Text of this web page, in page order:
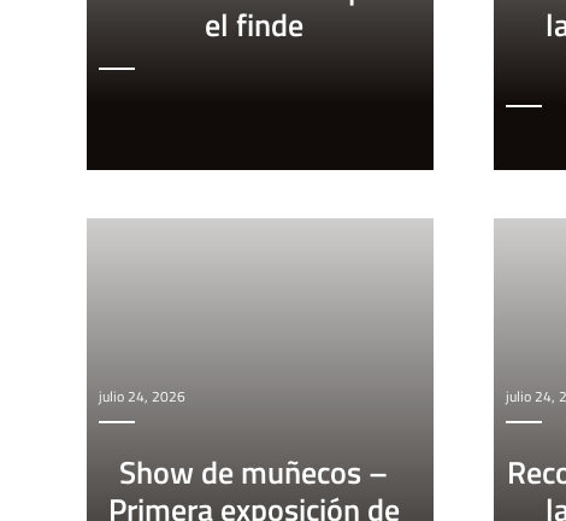
el finde
julio 24, 2026
Show de muñecos –
Primera exposición de
julio 24,